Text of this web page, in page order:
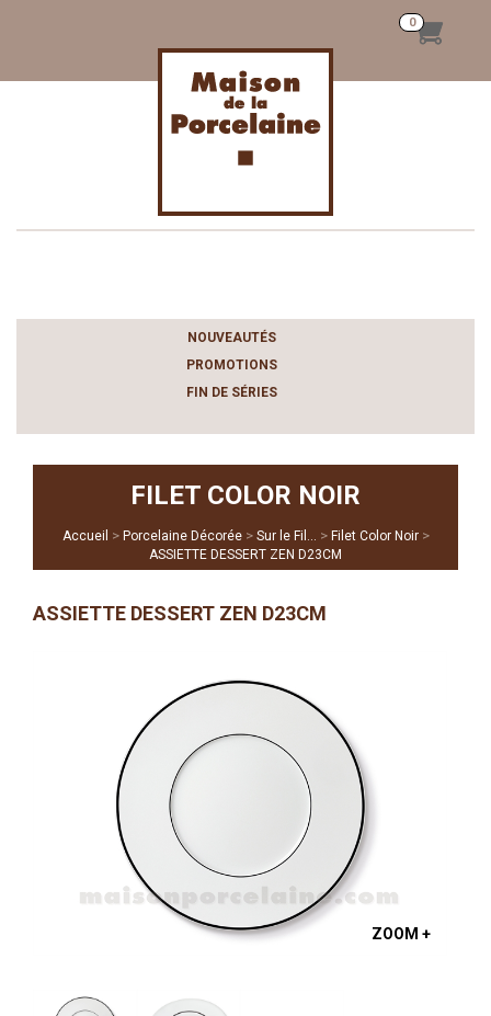
NOUVEAUTÉS
PROMOTIONS
FIN DE SÉRIES
FILET COLOR NOIR
Accueil > Porcelaine Décorée > Sur le Fil... > Filet Color Noir >
ASSIETTE DESSERT ZEN D23CM
ASSIETTE DESSERT ZEN D23CM
ZOOM +